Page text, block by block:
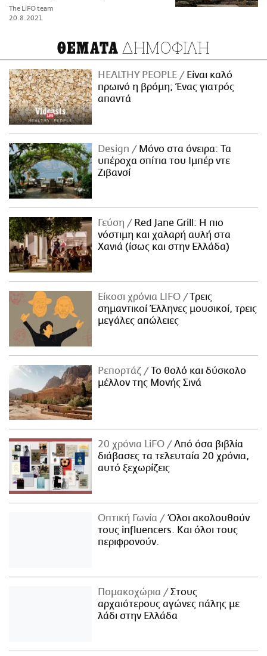
The LiFO team
20.8.2021
ΘΕΜΑΤΑ ΔΗΜΟΦΙΛΗ
HEALTHY PEOPLE
Είναι καλό
πρωινό η βρόμη; Ένας γιατρός
απαντά
Design
Μόνο στα όνειρα: Τα
υπέροχα σπίτια του Ιμπέρ ντε
Ζιβανσί
Γεύση
Red Jane Grill: Η πιο
νόστιμη και χαλαρή αυλή στα
Χανιά (ίσως και στην Ελλάδα)
Είκοσι χρόνια LIFO
Tρεις
σημαντικοί Έλληνες μουσικοί, τρεις
μεγάλες απώλειες
Ρεπορτάζ
Το θολό και δύσκολο
μέλλον της Μονής Σινά
20 χρόνια LiFO
Από όσα βιβλία
διάβασες τα τελευταία 20 χρόνια,
αυτό ξεχωρίζεις
Οπτική Γωνία
Όλοι ακολουθούν
τους influencers. Και όλοι τους
περιφρονούν.
Πομακοχώρια
Στους
αρχαιότερους αγώνες πάλης με
λάδι στην Ελλάδα